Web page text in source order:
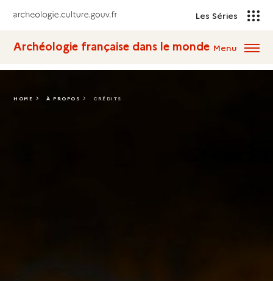
Les Séries
Archéologie française dans le monde Menu
HOME À PROPOS CRÉDITS